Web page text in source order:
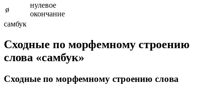
ø
нулевое
окончание
самбук
Сходные по морфемному строению
слова «самбук»
Сходные по морфемному строению слова